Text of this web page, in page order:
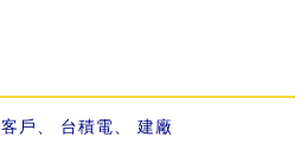
客戶 台積電 建廠